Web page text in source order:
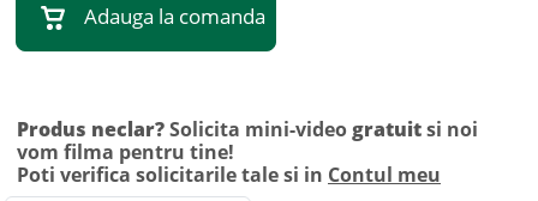
Adauga la comanda
Produs neclar?Solicita mini-video gratuitsi noi
vom filma pentru tine!
Poti verifica solicitarile tale si in Contul meu